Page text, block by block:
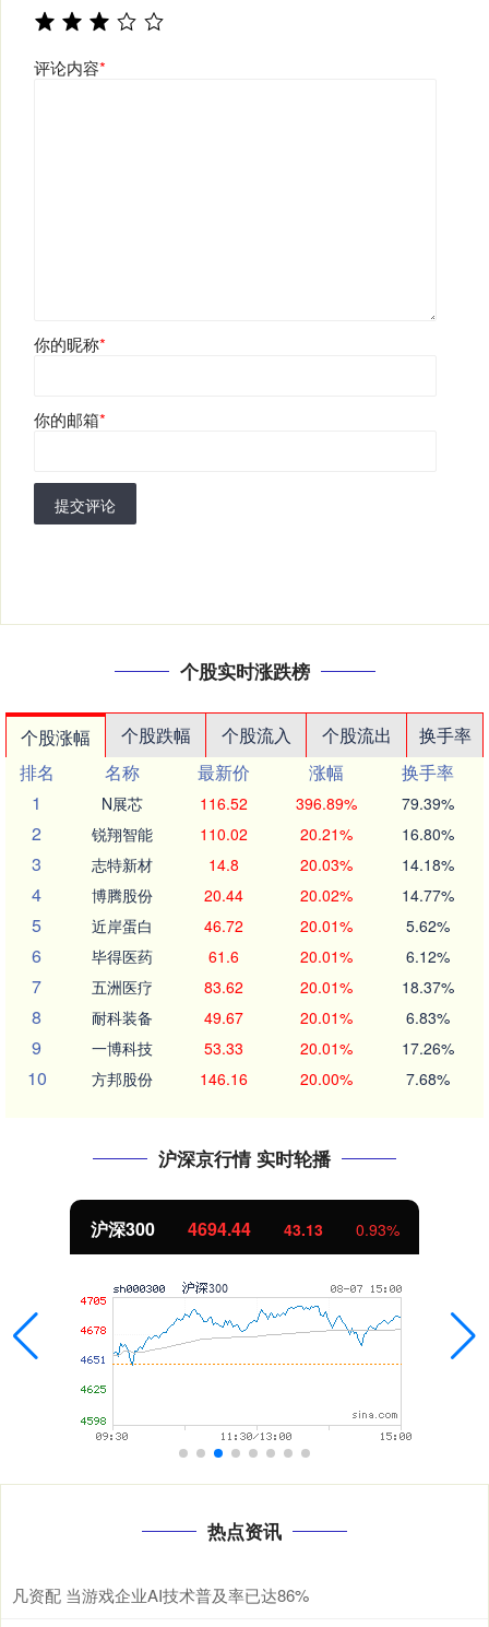
评论内容*
你的昵称*
你的邮箱*
提交评论
个股实时涨跌榜
个股涨幅 个股跌幅 个股流入 个股流出
换手率
排名
名称 最新价 涨幅
换手率
1
N展芯 116.52 396.89% 79.39%
2 锐翔智能 110.02 20.21% 16.80%
3 志特新材 14.8 20.03% 14.18%
4 博腾股份 20.44 20.02% 14.77%
5 近岸蛋白 46.72 20.01% 5.62%
6 毕得医药 61.6 20.01% 6.12%
7 五洲医疗 83.62 20.01% 18.37%
8 耐科装备 49.67 20.01% 6.83%
9 一博科技 53.33 20.01% 17.26%
10 方邦股份 146.16 20.00% 7.68%
沪深京行情 实时轮播
沪深300 4694.44 43.13 0.93%
热点资讯
凡资配 当游戏企业AI技术普及率已达86%